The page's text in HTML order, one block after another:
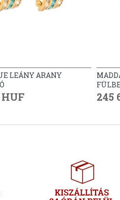
LEÁNY ARANY
HUF 245